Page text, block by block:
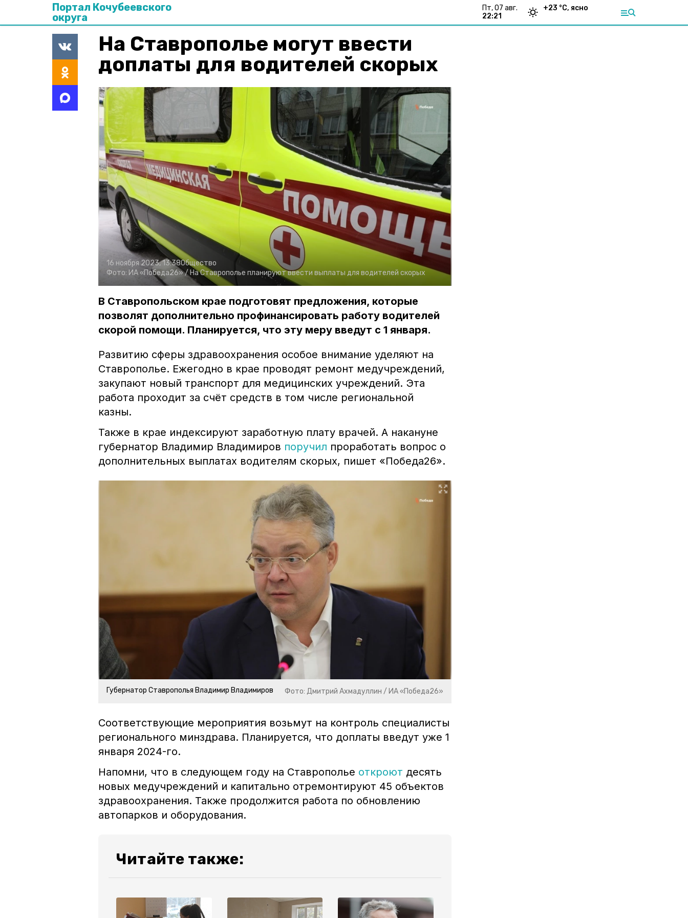
Портал Кочубеевского
округа
пт, 07 авг.
22:21
+23 °С, ясно
На Ставрополье могут ввести
доплаты для водителей скорых
16 ноября 2023, 13:38Общество
Фото: ИА «Победа26» / На Ставрополье планируют ввести выплаты для водителей скорых
В Ставропольском крае подготовят предложения, которые
позволят дополнительно профинансировать работу водителей
скорой помощи. Планируется, что эту меру введут с 1 января.
Развитию сферы здравоохранения особое внимание уделяют на
Ставрополье. Ежегодно в крае проводят ремонт медучреждений,
закупают новый транспорт для медицинских учреждений. Эта
работа проходит за счёт средств в том числе региональной
казны.
Также в крае индексируют заработную плату врачей. А накануне
губернатор Владимир Владимиров поручил проработать вопрос о
дополнительных выплатах водителям скорых, пишет «Победа26».
Губернатор Ставрополья Владимир Владимиров Фото: Дмитрий Ахмадуллин / ИА «Победа26»
Соответствующие мероприятия возьмут на контроль специалисты
регионального минздрава. Планируется, что доплаты введут уже 1
января 2024-го.
Напомни, что в следующем году на Ставрополье откроют десять
новых медучреждений и капитально отремонтируют 45 объектов
здравоохранения. Также продолжится работа по обновлению
автопарков и оборудования.
Читайте также: